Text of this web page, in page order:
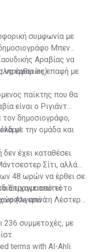
συμφωνία με
Μπεν
Αραβίας να
να έρθει σε επαφή με
παίκτης που θα
είναι ο Ριγιάντ
δημοσιογράφο,
με την ομάδα και
έχει καταθέσει
Σίτι, αλλά
48 ωρών να έρθει σε
το
Αλγερινό.
Έτιχαντ από το
από τη Λέστερ
236 συμμετοχές, με
terms with Al-Ahli.